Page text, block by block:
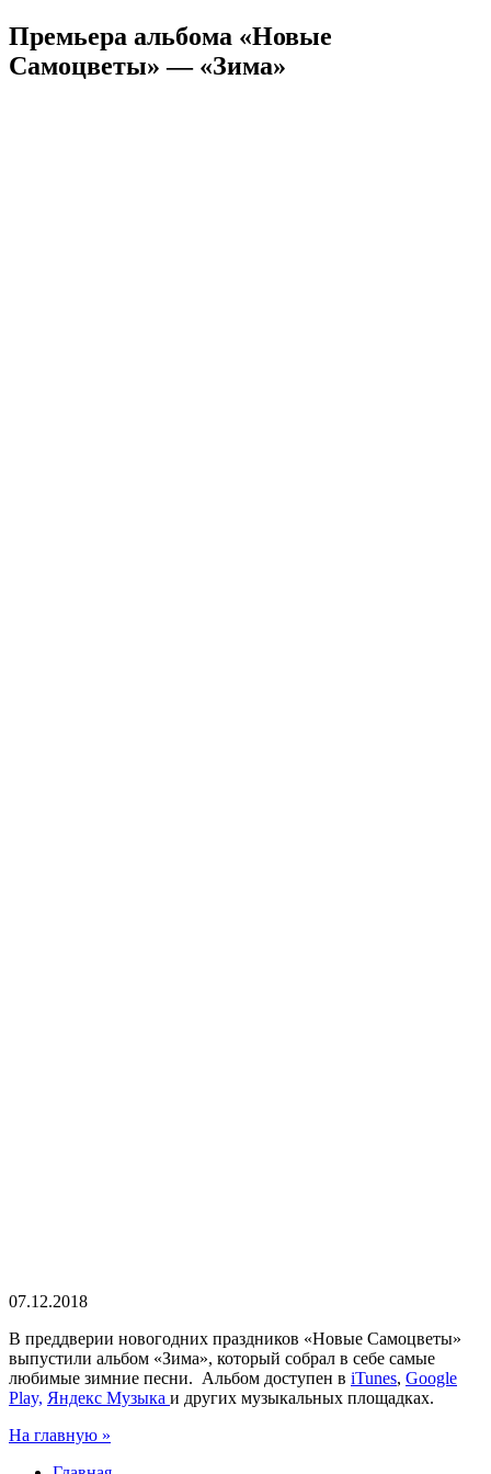
Премьера альбома «Новые
Самоцветы» — «Зима»
07.12.2018
В преддверии новогодних праздников «Новые Самоцветы»
выпустили альбом «Зима», который собрал в себе самые
любимые зимние песни. Альбом доступен в iTunes, Google
Play, Яндекс Музыка и других музыкальных площадках.
На главную »